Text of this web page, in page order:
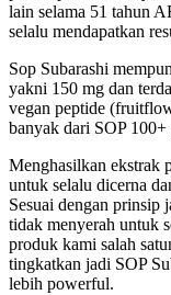
lain selama 51 tahun
selalu mendapatkan
Sop Subarashi
yakni 150 mg dan
vegan peptide
banyak dari SOP
Menghasilkan ekstrak
untuk selalu dicerna
Sesuai dengan
tidak menyerah untuk
produk kami salah
tingkatkan jadi SOP
lebih powerful.